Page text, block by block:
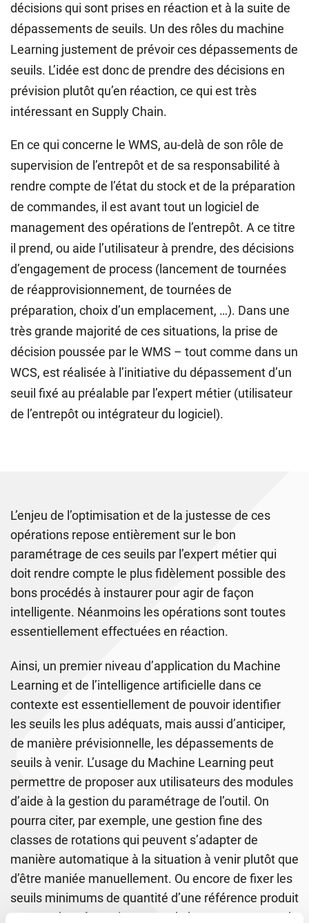
décisions qui sont prises en réaction et à la suite de
dépassements de seuils. Un des rôles du machine
Learning justement de prévoir ces dépassements de
seuils. L’idée est donc de prendre des décisions en
prévision plutôt qu’en réaction, ce qui est très
intéressant en Supply Chain.
En ce qui concerne le WMS, au-delà de son rôle de
supervision de l’entrepôt et de sa responsabilité à
rendre compte de l’état du stock et de la préparation
de commandes, il est avant tout un logiciel de
management des opérations de l’entrepôt. A ce titre
il prend, ou aide l’utilisateur à prendre, des décisions
d’engagement de process (lancement de tournées
de réapprovisionnement, de tournées de
préparation, choix d’un emplacement, …). Dans une
très grande majorité de ces situations, la prise de
décision poussée par le WMS – tout comme dans un
WCS, est réalisée à l’initiative du dépassement d’un
seuil fixé au préalable par l’expert métier (utilisateur
de l’entrepôt ou intégrateur du logiciel).
L’enjeu de l’optimisation et de la justesse de ces
opérations repose entièrement sur le bon
paramétrage de ces seuils par l’expert métier qui
doit rendre compte le plus fidèlement possible des
bons procédés à instaurer pour agir de façon
intelligente. Néanmoins les opérations sont toutes
essentiellement effectuées en réaction.
Ainsi, un premier niveau d’application du Machine
Learning et de l’intelligence artificielle dans ce
contexte est essentiellement de pouvoir identifier
les seuils les plus adéquats, mais aussi d’anticiper,
de manière prévisionnelle, les dépassements de
seuils à venir. L’usage du Machine Learning peut
permettre de proposer aux utilisateurs des modules
d’aide à la gestion du paramétrage de l’outil. On
pourra citer, par exemple, une gestion fine des
classes de rotations qui peuvent s’adapter de
manière automatique à la situation à venir plutôt que
d’être maniée manuellement. Ou encore de fixer les
seuils minimums de quantité d’une référence produit
en gare de préparation avant de lancer une vague de